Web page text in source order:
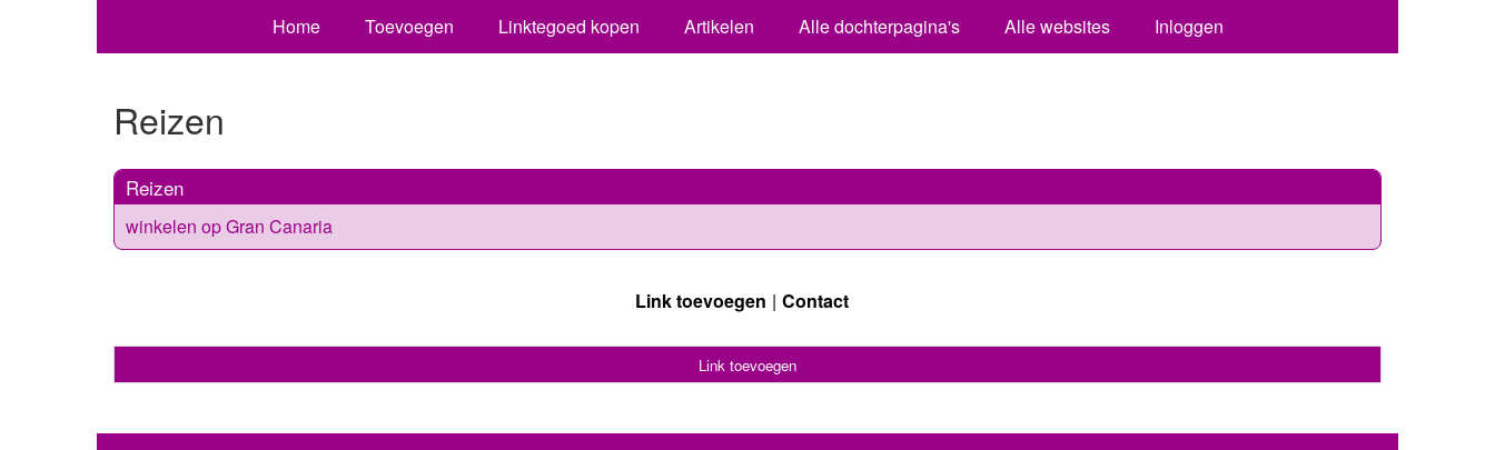
Home Toevoegen Linktegoed kopen Artikelen Alle dochterpagina's Alle websites Inloggen
Reizen
Reizen
winkelen op Gran Canaria
Link toevoegen Contact
Link toevoegen